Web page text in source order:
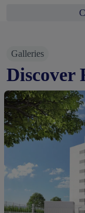
Galleries
Discover